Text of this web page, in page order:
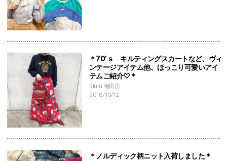
＊70’ｓ キルティングスカートなど、ヴィ
ンテージアイテム他、ほっこり可愛いアイ
テムご紹介♡＊
Elulu 梅田店
2018/10/12
＊ノルディック柄ニット入荷しました＊